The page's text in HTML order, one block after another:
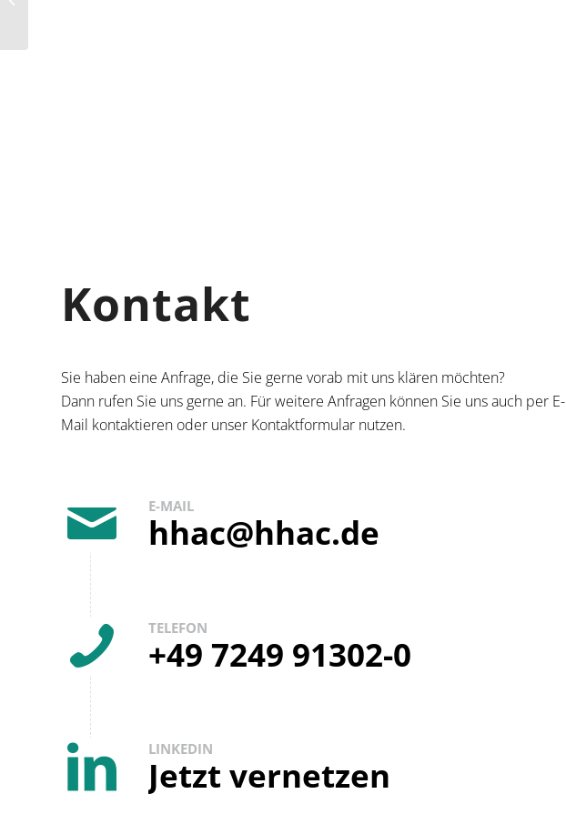
Kontakt
Sie haben eine Anfrage, die Sie gerne vorab mit uns klären möchten?
Dann rufen Sie uns gerne an. Für weitere Anfragen können Sie uns auch per E-
Mail kontaktieren oder unser Kontaktformular nutzen.
E-MAIL
hhac@hhac.de
TELEFON
+49 7249 91302-0
LINKEDIN
Jetzt vernetzen